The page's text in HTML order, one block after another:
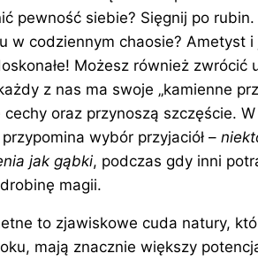
pewność siebie? Sięgnij po
w codziennym chaosie? Ametyst
Możesz również zwrócić
z nas ma swoje „kamienne
oraz przynoszą szczęście.
wybór przyjaciół –
jak gąbki, podczas gdy inni
magii.
to zjawiskowe cuda natury,
mają znacznie większy